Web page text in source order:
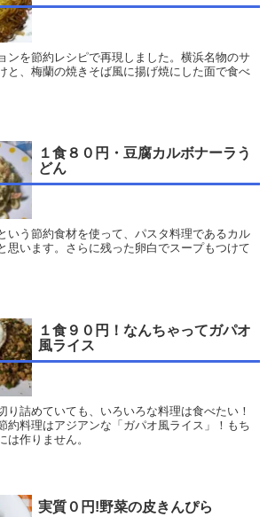
ンを節約レシピで再現しました。横浜名物のサ
と、梅蘭の焼きそば風に揚げ焼にした面で食べ
１食８０円・豆腐カルボナーラう
どん
いう節約食材を使って、パスタ料理であるカル
思います。さらに残った卵白でスープもつけて
１食９０円！なんちゃってガパオ
風ライス
り詰めていても、いろいろな料理は食べたい！
約料理はアジアンな「ガパオ風ライス」！もち
は作りません。
実質０円!野菜の皮きんぴら